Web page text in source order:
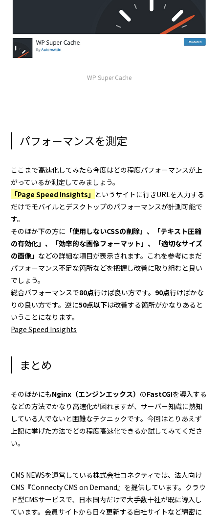
WP Super Cache
パフォーマンスを測定
ここまで高速化してみたら今度はどの程度パフォーマンスが上
がっているか測定してみましょう。
「Page Speed Insights」 というサイトに行きURLを入力する
だけでモバイルとデスクトップのパフォーマンスが計測可能で
す。
そのほか下の方に 「使用しないCSSの削除」、「テキスト圧縮
の有効化」、「効率的な画像フォーマット」、「適切なサイズ
の画像」 などの詳細な項目が表示されます。これを参考にまだ
パフォーマンス不足な箇所などを把握し改善に取り組むと良い
でしょう。
総合パフォーマンスで80点行けば良い方です。 90点行けばかな
りの良い方です。逆に50点以下は改善する箇所がかなりあると
いうことになります。
Page Speed Insights
まとめ
そのほかにもNginx（エンジンエックス） のFastCGIを導入する
などの方法でかなり高速化が図れますが、サーバー知識に熟知
している人でないと困難なテクニックです。今回はとりあえず
上記に挙げた方法でどの程度高速化できるか試してみてくださ
い。
CMS NEWSを運営している株式会社コネクティでは、法人向け
CMS『Connecty CMS on Demand』を提供しています。クラウ
ド型CMSサービスで、日本国内だけで大手数十社が既に導入し
ています。会員サイトから日々更新する自社サイトなど綿密に